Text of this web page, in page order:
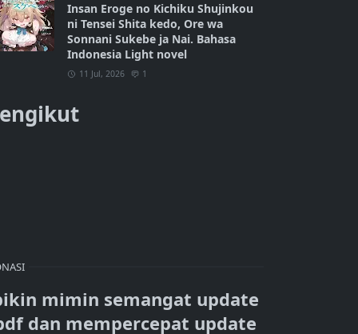
Insan Eroge no Kichiku Shujinkou
ni Tensei Shita kedo, Ore wa
Sonnani Sukebe ja Nai. Bahasa
Indonesia Light novel
11 Jul, 2026 1
mimin semangat update
dan mempercepat update